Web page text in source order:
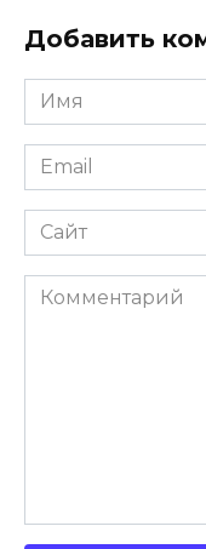
Добавить
Имя
Email
Сайт
Комментарий